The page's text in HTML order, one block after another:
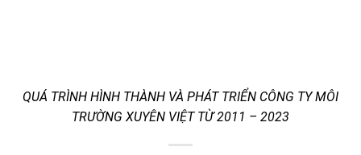
QUÁ TRÌNH HÌNH THÀNH VÀ PHÁT TRIỂN CÔNG TY MÔI
TRƯỜNG XUYÊN VIỆT TỪ 2011 – 2023